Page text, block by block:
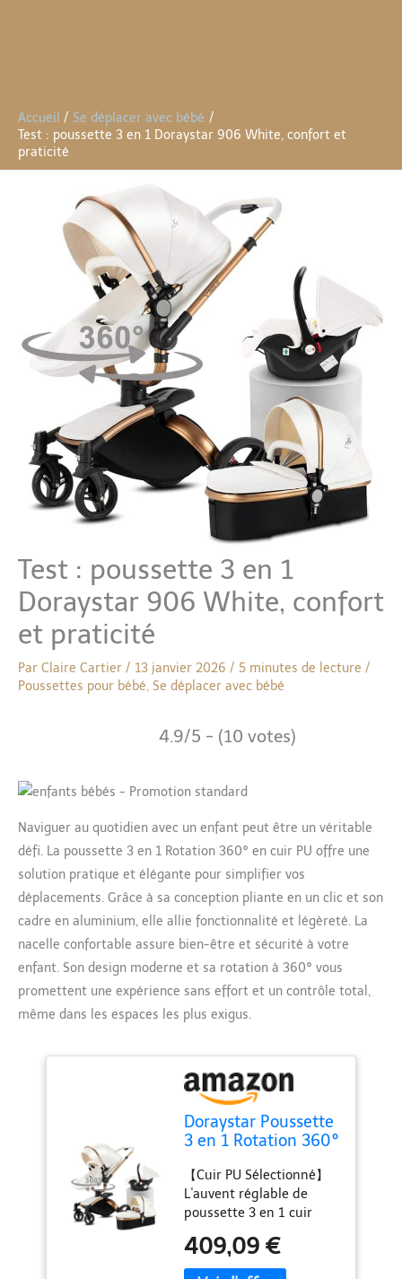
Accueil
Se déplacer avec bébé
Test : poussette 3 en 1 Doraystar 906 White, confort et
praticité
Test : poussette 3 en 1
Doraystar 906 White, confort
et praticité
Par Claire Cartier / 13 janvier 2026 / 5 minutes de lecture /
Poussettes pour bébé, Se déplacer avec bébé
4.9/5 - (10 votes)
Naviguer au quotidien avec un enfant peut être un véritable
défi. La poussette 3 en 1 Rotation 360° en cuir PU offre une
solution pratique et élégante pour simplifier vos
déplacements. Grâce à sa conception pliante en un clic et son
cadre en aluminium, elle allie fonctionnalité et légèreté. La
nacelle confortable assure bien-être et sécurité à votre
enfant. Son design moderne et sa rotation à 360° vous
promettent une expérience sans effort et un contrôle total,
même dans les espaces les plus exigus.
Doraystar Poussette
3 en 1 Rotation 360°
Pliante en Un Clic,
Nacelle Confortable
Cadre Aluminium
(906 White)
【Cuir PU Sélectionné】
L'auvent réglable de
poussette 3 en 1 cuir
plusieurs angles pour
protéger votre bébé du
409,09 €